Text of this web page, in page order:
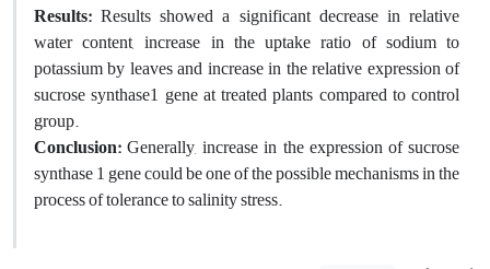
Results: Results showed a significant decrease in relative
water content, increase in the uptake ratio of sodium to
potassium by leaves and increase in the relative expression of
sucrose synthase1 gene at treated plants compared to control
group.
Conclusion:Generally, increase in the expression of sucrose
synthase 1 gene could be one of the possible mechanisms in the
process of tolerance to salinity stress.